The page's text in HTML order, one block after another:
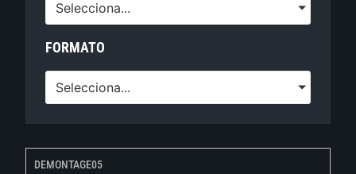
Selecciona...
FORMATO
Selecciona...
DEMONTAGE05